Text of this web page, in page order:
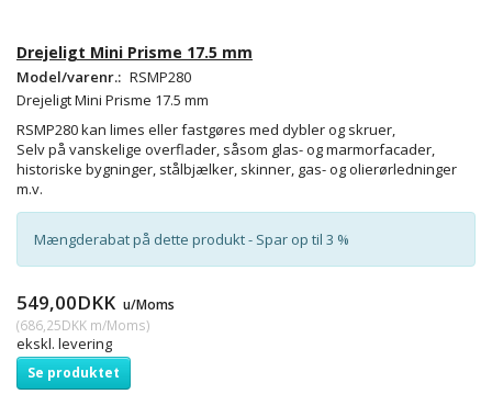
Drejeligt Mini Prisme 17.5 mm
Model/varenr.: RSMP280
Drejeligt Mini Prisme 17.5 mm
RSMP280 kan limes eller fastgøres med dybler og skruer,
Selv på vanskelige overflader, såsom glas- og marmorfacader,
historiske bygninger, stålbjælker, skinner, gas- og olierørledninger
m.v.
Mængderabat på dette produkt - Spar op til 3 %
549,00DKK u/Moms
(686,25DKK m/Moms)
ekskl. levering
Se produktet